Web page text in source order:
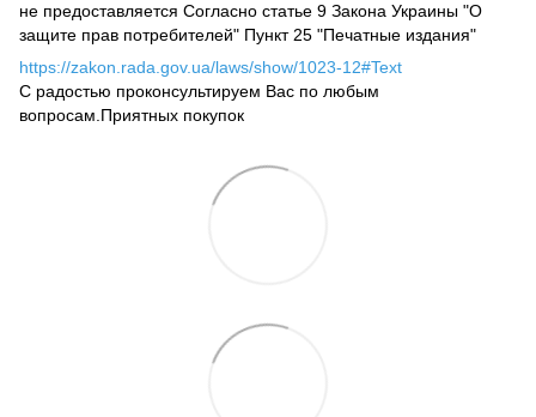
не предоставляется Согласно статье 9 Закона Украины "О
защите прав потребителей" Пункт 25 "Печатные издания"
https://zakon.rada.gov.ua/laws/show/1023-12#Text
С радостью проконсультируем Вас по любым
вопросам.Приятных покупок